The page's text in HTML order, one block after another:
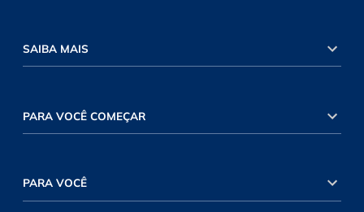
SAIBA MAIS
PARA VOCÊ COMEÇAR
PARA VOCÊ